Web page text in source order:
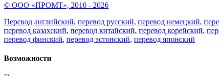
© ООО «ПРОМТ», 2010 - 2026
Перевод английский, перевод русский, перевод немецкий,
перевод казахский, перевод китайский, перевод корейский,
перевод финский, перевод эстонский, перевод японский
Возможности